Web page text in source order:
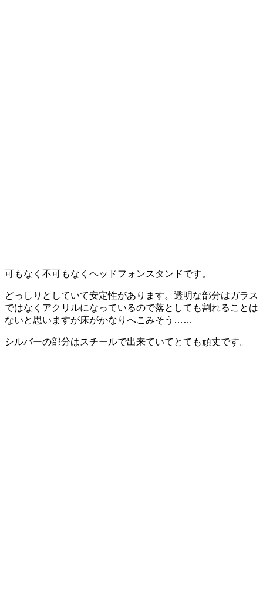
可もなく不可もなくヘッドフォンスタンドです。
どっしりとしていて安定性があります。透明な部分はガラス
ではなくアクリルになっているので落としても割れることは
ないと思いますが床がかなりへこみそう……
シルバーの部分はスチールで出来ていてとても頑丈です。